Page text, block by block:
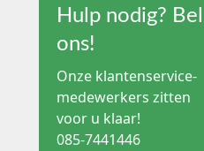
Hulp nodig? Bel
ons!
Onze klantenservice-
medewerkers zitten
voor u klaar!
085-7441446